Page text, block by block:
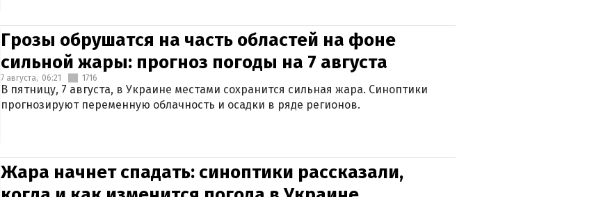
Грозы обрушатся на часть областей на фоне
сильной жары: прогноз погоды на 7 августа
7 августа, 06:21 1716
В пятницу, 7 августа, в Украине местами сохранится сильная жара. Синоптики
прогнозируют переменную облачность и осадки в ряде регионов.
Жара начнет спадать: синоптики рассказали,